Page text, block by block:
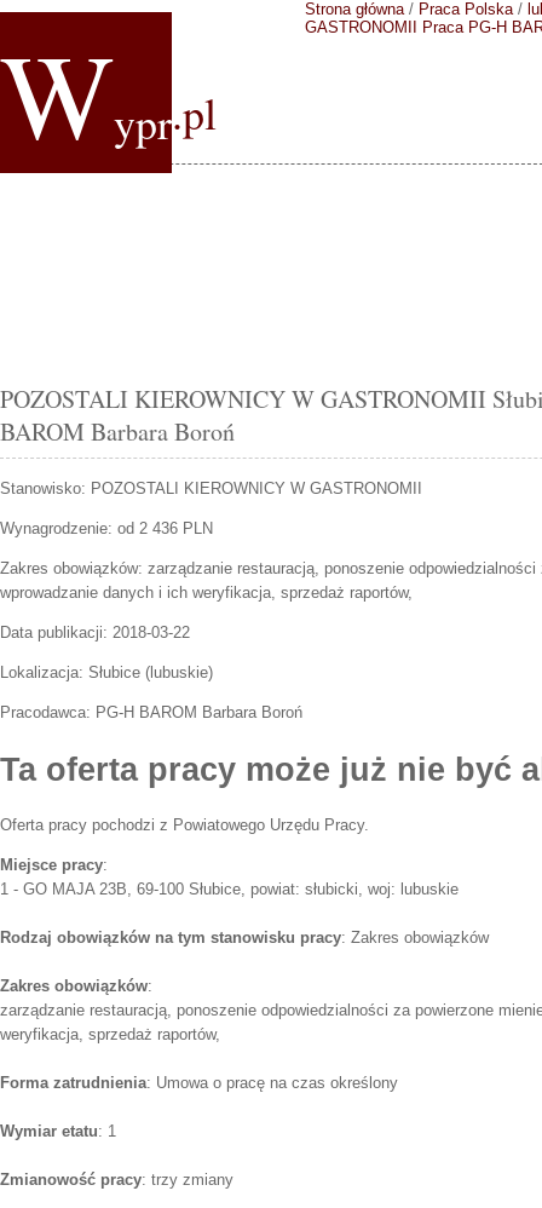
Wypr.pl
Strona główna/ Praca Polska/
GASTRONOMII
Praca PG-H
POZOSTALI KIEROWNICY W GASTRONOMII
BAROM Barbara Boroń
Stanowisko: POZOSTALI KIEROWNICY W GASTRONOMII
Wynagrodzenie: od 2 436 PLN
Zakres obowiązków: zarządzanie restauracją, ponoszenie
wprowadzanie danych i ich weryfikacja, sprzedaż raportów,
Data publikacji: 2018-03-22
Lokalizacja: Słubice ( lubuskie)
Pracodawca: PG-H BAROM Barbara Boroń
Ta oferta pracy może już nie być
Oferta pracy pochodzi z Powiatowego Urzędu Pracy.
Miejsce pracy:
1 - GO MAJA 23B, 69-100 Słubice, powiat: słubicki, woj: lubuskie
Rodzaj obowiązków na tym stanowisku pracy: Zakres obowiązków
Zakres obowiązków:
zarządzanie restauracją, ponoszenie odpowiedzialności za powierzone
weryfikacja, sprzedaż raportów,
Forma zatrudnienia: Umowa o pracę na czas określony
Wymiar etatu: 1
Zmianowość pracy: trzy zmiany